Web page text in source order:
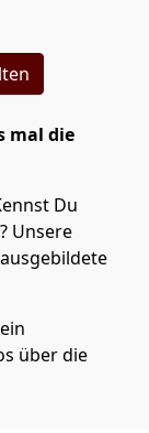
mal die
Du
Unsere
über die